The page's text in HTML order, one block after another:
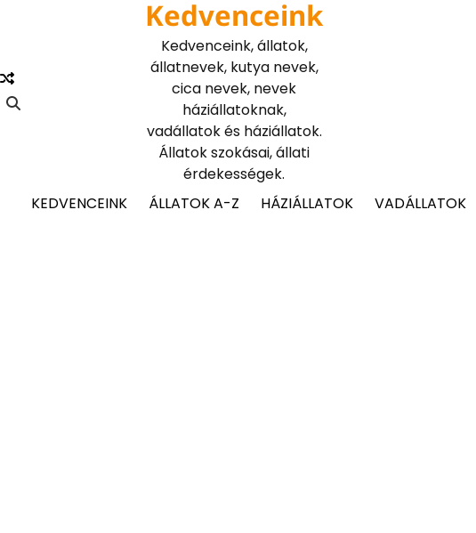
Kedvenceink
Kedvenceink, állatok,
állatnevek, kutya nevek,
cica nevek, nevek
háziállatoknak,
vadállatok és háziállatok.
Állatok szokásai, állati
érdekességek.
KEDVENCEINK
ÁLLATOK A-Z HÁZIÁLLATOK VADÁLLATOK